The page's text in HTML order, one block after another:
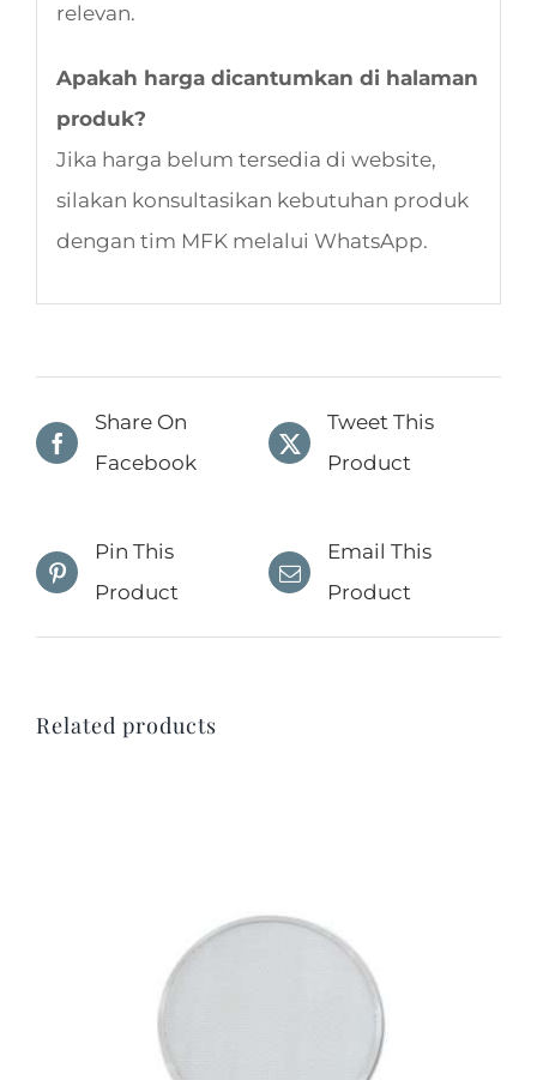
relevan.
Apakah harga dicantumkan di halaman
produk?
Jika harga belum tersedia di website,
silakan konsultasikan kebutuhan produk
dengan tim MFK melalui WhatsApp.
Share On
Facebook
Tweet This
Product
Pin This
Product
Email This
Product
Related products